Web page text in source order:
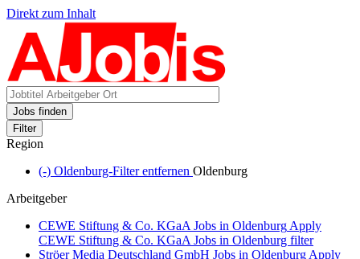
Direkt zum Inhalt
Jobs finden
Filter
Region
(-) Oldenburg-Filter entfernen Oldenburg
Arbeitgeber
CEWE Stiftung & Co. KGaA Jobs in Oldenburg Apply
CEWE Stiftung & Co. KGaA Jobs in Oldenburg filter
Ströer Media Deutschland GmbH Jobs in Oldenburg Apply